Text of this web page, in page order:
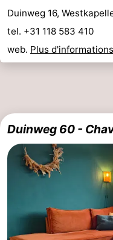
Cadzand
-
Nature
Het
Météo
Contact
Duinweg 16,
tel. +31 118 583 410
web. Plus d'informations
Duinweg 60 -